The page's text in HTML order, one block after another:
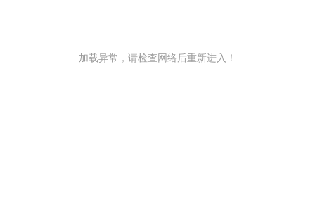
加载异常，请检查网络后重新进入！